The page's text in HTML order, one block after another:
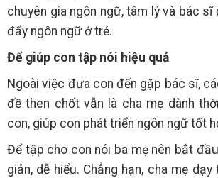
chuyên gia ngôn ngữ, tâm lý và bác sĩ
đẩy ngôn ngữ ở trẻ.
Để giúp con tập nói hiệu quả
Ngoài việc đưa con đến gặp bác sĩ,
đề then chốt vẫn là cha mẹ dành
con, giúp con phát triển ngôn ngữ tốt
Để tập cho con nói ba mẹ nên bắt
giản, dễ hiểu. Chẳng hạn, cha mẹ